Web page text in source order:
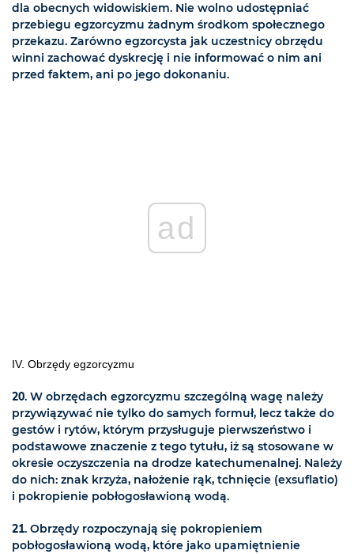
dla obecnych widowiskiem. Nie wolno udostępniać
przebiegu egzorcyzmu żadnym środkom społecznego
przekazu. Zarówno egzorcysta jak uczestnicy obrzędu
winni zachować dyskrecję i nie informować o nim ani
przed faktem, ani po jego dokonaniu.
ad
IV. Obrzędy egzorcyzmu
20. W obrzędach egzorcyzmu szczególną wagę należy
przywiązywać nie tylko do samych formuł, lecz także do
gestów i rytów, którym przysługuje pierwszeństwo i
podstawowe znaczenie z tego tytułu, iż są stosowane w
okresie oczyszczenia na drodze katechumenalnej. Należy
do nich: znak krzyża, nałożenie rąk, tchnięcie (exsuflatio)
i pokropienie pobłogosławioną wodą.
21. Obrzędy rozpoczynają się pokropieniem
pobłogosławioną wodą, które jako upamiętnienie